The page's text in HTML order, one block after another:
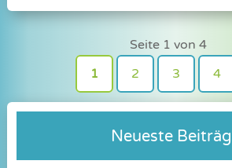
Seite 1 von 4
1
2 3 4
Neueste